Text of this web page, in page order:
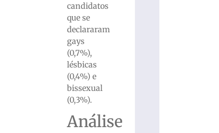
candidatos
que se
declararam
gays
(0,7%),
lésbicas
(0,4%) e
bissexual
(0,3%).
Análise